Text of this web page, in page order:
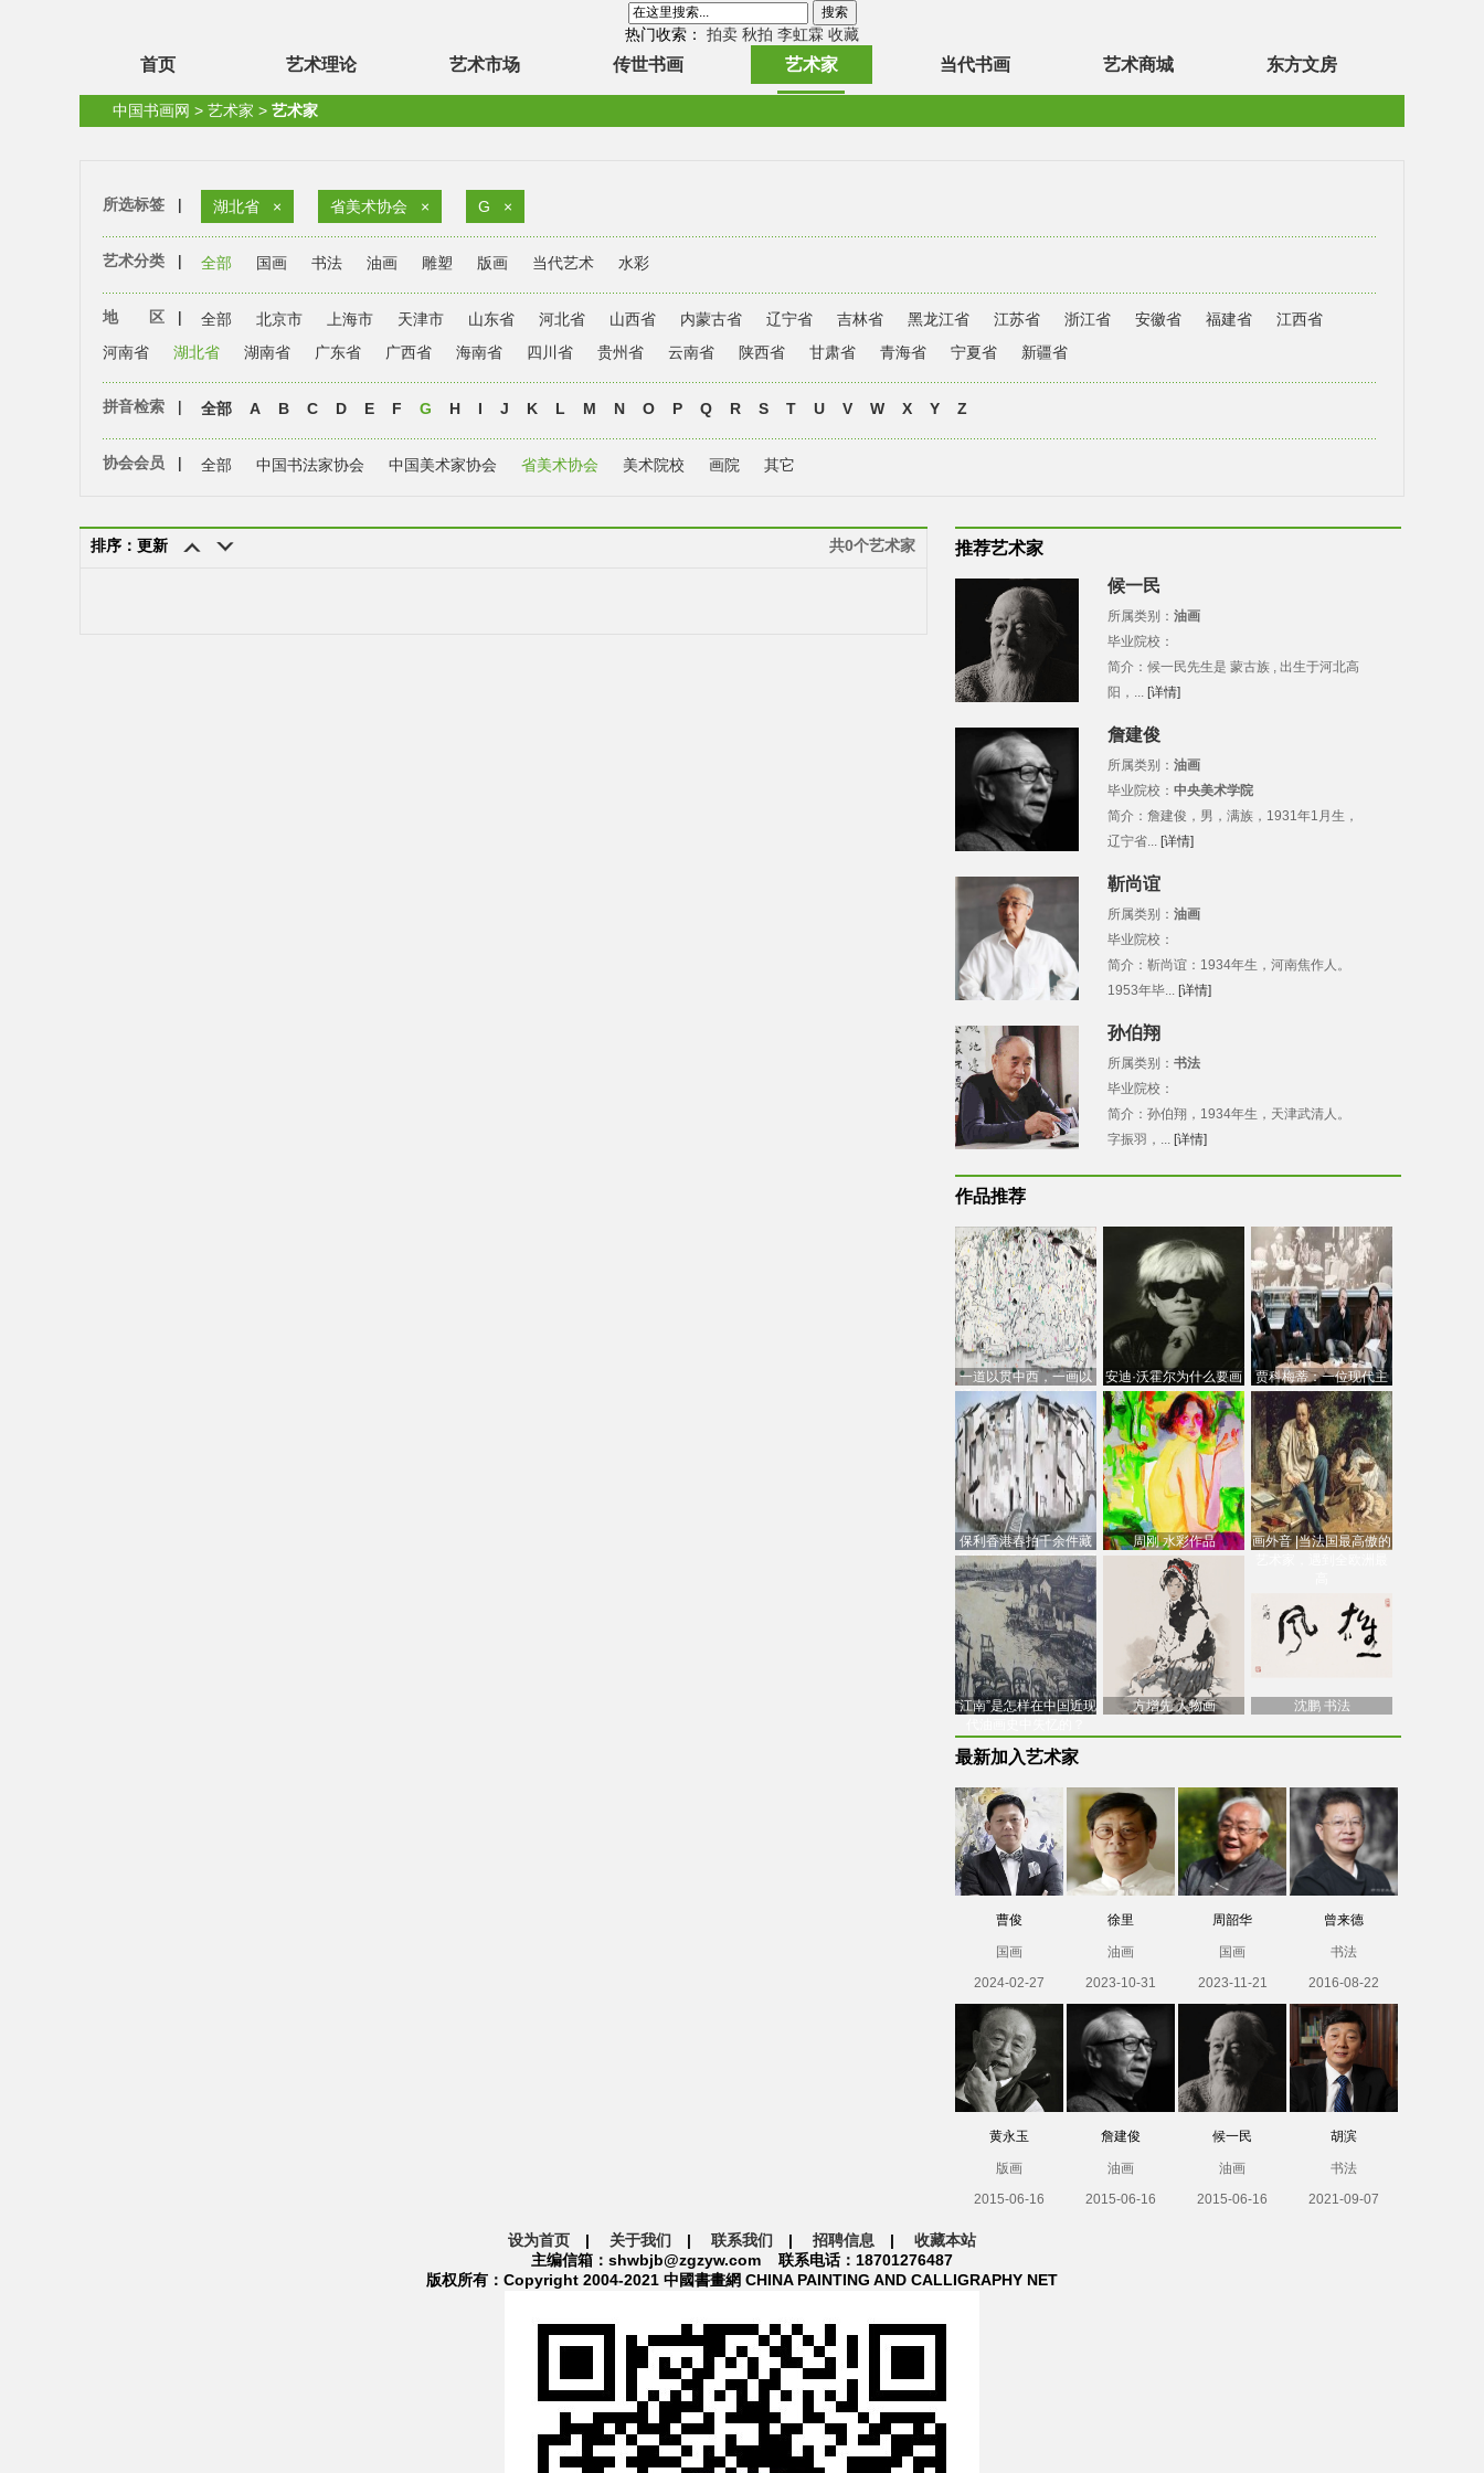
热门收索： 拍卖 秋拍 李虹霖 收藏
首页 艺术理论 艺术市场 传世书画 艺术家 当代书画 艺术商城 东方文房
中国书画网 > 艺术家 > 艺术家
所选标签 | 湖北省 × 省美术协会 × G ×
艺术分类 | 全部 国画 书法 油画 雕塑 版画 当代艺术 水彩
地 区 | 全部 北京市 上海市 天津市 山东省 河北省 山西省 内蒙古省 辽宁省 吉林省 黑龙江省 江苏省 浙江省 安徽省 福建省
江西省
河南省
湖北省 湖南省 广东省 广西省 海南省 四川省 贵州省 云南省 陕西省 甘肃省 青海省 宁夏省 新疆省
拼音检索 | 全部 A B C D E F G H I J K L M N O P Q R S T U V W X Y Z
协会会员 | 全部 中国书法家协会 中国美术家协会 省美术协会 美术院校 画院 其它
排序：更新 共0个艺术家 推荐艺术家
候一民
所属类别： 油画
毕业院校：
简介：候一民先生是 蒙古族 , 出生于河北高
阳，... [详情]
詹建俊
所属类别： 油画
毕业院校： 中央美术学院
简介：詹建俊，男，满族，1931年1月生，
辽宁省... [详情]
靳尚谊
所属类别： 油画
毕业院校：
简介：靳尚谊：1934年生，河南焦作人。
1953年毕... [详情]
孙伯翔
所属类别： 书法
毕业院校：
简介：孙伯翔，1934年生，天津武清人。
字振羽，... [详情]
作品推荐
一道以贯中西，一画以
通古今：吴冠中的绘画
创
安迪·沃霍尔为什么要画
芭比
贾科梅蒂：一位现代主
义的“当代”艺术家
保利香港春拍千余件藏
品估价逾7亿港元，吴冠
中
周刚 水彩作品
画外音 |当法国最高傲的
“江南”是怎样在中国近现
方增先 人物画 沈鹏 书法
最新加入艺术家
曹俊
国画
2024-02-27
徐里
油画
2023-10-31
周韶华
国画
2023-11-21
曾来德
书法
2016-08-22
黄永玉
版画
2015-06-16
詹建俊
油画
2015-06-16
候一民
油画
2015-06-16
胡滨
书法
2021-09-07
设为首页 | 关于我们 | 联系我们 | 招聘信息 | 收藏本站
主编信箱：shwbjb@zgzyw.com 联系电话：18701276487
版权所有：Copyright 2004-2021 中國書畫網 CHINA PAINTING AND CALLIGRAPHY NET